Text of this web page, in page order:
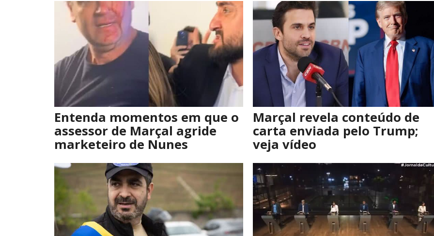
Entenda momentos em que o
assessor de Marçal agride
marketeiro de Nunes
Marçal revela conteúdo de
carta enviada pelo Trump;
veja vídeo